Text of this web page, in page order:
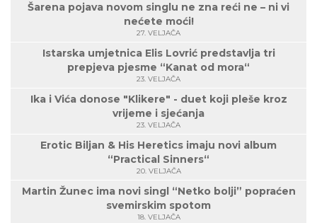
Šarena pojava novom singlu ne zna reći ne – ni vi
nećete moći!
27. VELJAČA
Istarska umjetnica Elis Lovrić predstavlja tri
prepjeva pjesme “Kanat od mora“
23. VELJAČA
Ika i Vića donose "Klikere" - duet koji pleše kroz
vrijeme i sjećanja
23. VELJAČA
Erotic Biljan & His Heretics imaju novi album
“Practical Sinners“
20. VELJAČA
Martin Žunec ima novi singl “Netko bolji” popraćen
svemirskim spotom
18. VELJAČA